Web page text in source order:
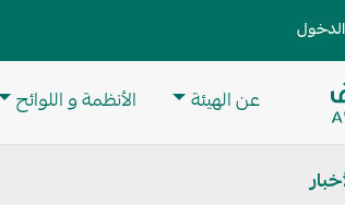
User
Main navigation
عن الهيئة الأنظمة و اللوائح